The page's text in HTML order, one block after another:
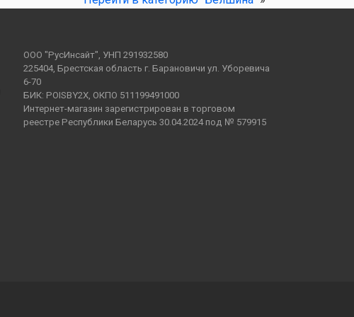
ООО "РусИнсайт", УНП 291932580
225404, Брестская область г. Барановичи ул. Уборевича
6-70
БИК: POISBY2X, ОКПО 511199491000
Интернет-магазин зарегистрирован в торговом
реестре Республики Беларусь 30.04.2024 под № 579915